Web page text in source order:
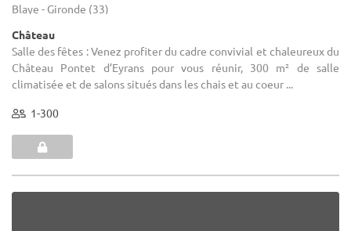
Blaye - Gironde (33)
Château
Salle des fêtes : Venez profiter du cadre convivial et chaleureux du
Château Pontet d’Eyrans pour vous réunir, 300 m² de salle
climatisée et de salons situés dans les chais et au coeur ...
1-300